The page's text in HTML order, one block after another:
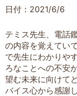
日付：2021/6/6
テミス先生、電話
の内容を覚えてい
で先生にわかりや
ろなことへの不安
望む未来に向けて
バイス心から感謝